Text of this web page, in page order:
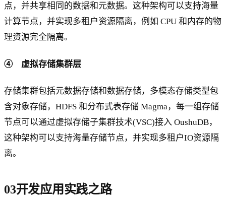
点，并共享相同的数据和元数据。这种架构可以支持海量
计算节点，并实现多租户资源隔离，例如 CPU 和内存的物
理资源完全隔离。
④ 虚拟存储集群层
存储集群包括元数据存储和数据存储，多模态存储类型包
含对象存储，HDFS 和分布式表存储 Magma，每一组存储
节点可以通过虚拟存储子集群技术(VSC)接入 OushuDB，
这种架构可以支持海量存储节点，并实现多租户IO资源隔
离。
03开发应用实践之路